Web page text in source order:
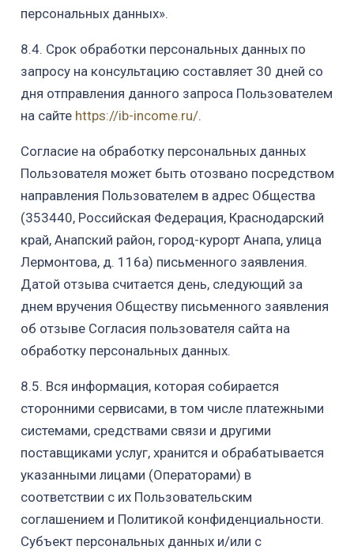
персональных данных».
8.4. Срок обработки персональных данных по
запросу на консультацию составляет 30 дней со
дня отправления данного запроса Пользователем
на сайте https://ib-income.ru/.
Согласие на обработку персональных данных
Пользователя может быть отозвано посредством
направления Пользователем в адрес Общества
(353440, Российская Федерация, Краснодарский
край, Анапский район, город-курорт Анапа, улица
Лермонтова, д. 116а) письменного заявления.
Датой отзыва считается день, следующий за
днем вручения Обществу письменного заявления
об отзыве Согласия пользователя сайта на
обработку персональных данных.
8.5. Вся информация, которая собирается
сторонними сервисами, в том числе платежными
системами, средствами связи и другими
поставщиками услуг, хранится и обрабатывается
указанными лицами (Операторами) в
соответствии с их Пользовательским
соглашением и Политикой конфиденциальности.
Субъект персональных данных и/или с